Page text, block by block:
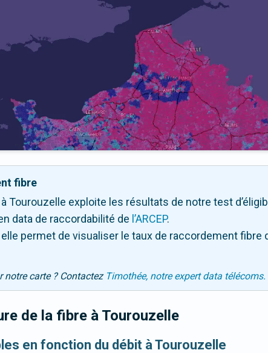
fibre
à Tourouzelle exploite les résultats de notre test
data de raccordabilité de l’ARCEP.
permet de visualiser le taux de raccordement fibre
notre carte ? Contactez Timothée, notre expert data télécoms.
de la fibre à Tourouzelle
en fonction du débit à Tourouzelle